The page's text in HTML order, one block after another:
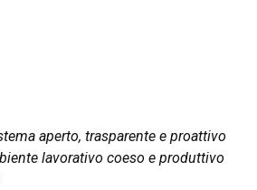
aperto, trasparente e proattivo
lavorativo coeso e produttivo